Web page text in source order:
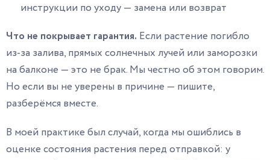
инструкции по уходу — замена или возврат
Что не покрывает гарантия. Если растение погибло
из-за залива, прямых солнечных лучей или заморозки
на балконе — это не брак. Мы честно об этом говорим.
Но если вы не уверены в причине — пишите,
разберёмся вместе.
В моей практике был случай, когда мы ошиблись в
оценке состояния растения перед отправкой: у